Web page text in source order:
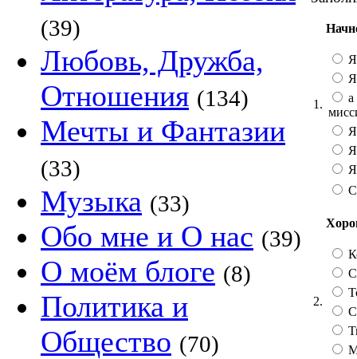
(39)
Любовь, Дружба,
Отношения (134)
Мечты и Фантазии
(33)
Музыка (33)
Обо мне и О нас (39)
О моём блоге (8)
Политика и
Общество (70)
1.
а
2.